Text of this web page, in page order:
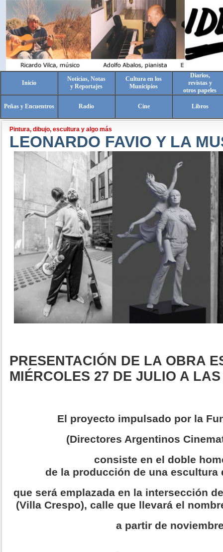
Inicio
Noticias, Notas
y Reportajes
Cultura en los
Municipios
Diarios,
revistas y
otros papeles
Peñas y Encuentros Radio Cine Libros
Pintura, dibujo, escultura y algo más
LEONARDO FAVIO Y LA
PRESENTACIÓN DE LA OBRA
MIÉRCOLES 27 DE JULIO A
El proyecto impulsado por la
(Directores Argentinos
consiste en el doble
de la producción de una escultura
que será emplazada en la intersección
(Villa Crespo), calle que llevará el
a partir de